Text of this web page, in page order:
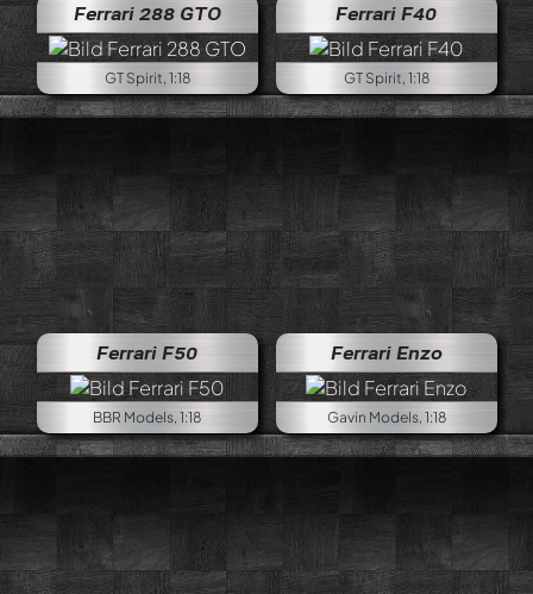
Ferrari 288 GTO
GT Spirit, 1:18
Ferrari F40
GT Spirit, 1:18
Ferrari F50
BBR Models, 1:18
Ferrari Enzo
Gavin Models, 1:18